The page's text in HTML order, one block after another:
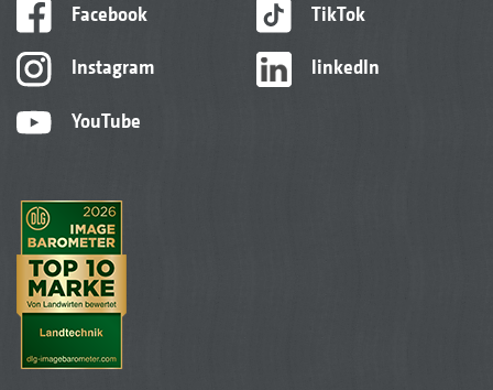
Facebook
Instagram
YouTube
TikTok
linkedIn